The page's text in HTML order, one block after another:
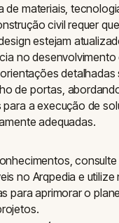
de materiais,
civil requer
estejam
no desenvolvimento
detalhadas
de portas,
a execução de
adequadas.
no Arqpedia e utilize
para aprimorar o